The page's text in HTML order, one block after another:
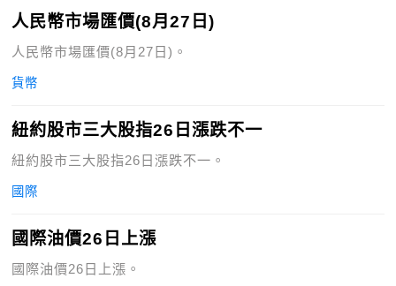
人民幣市場匯價(8月27日)
人民幣市場匯價(8月27日)。
貨幣
紐約股市三大股指26日漲跌不一
紐約股市三大股指26日漲跌不一。
國際
國際油價26日上漲
國際油價26日上漲。